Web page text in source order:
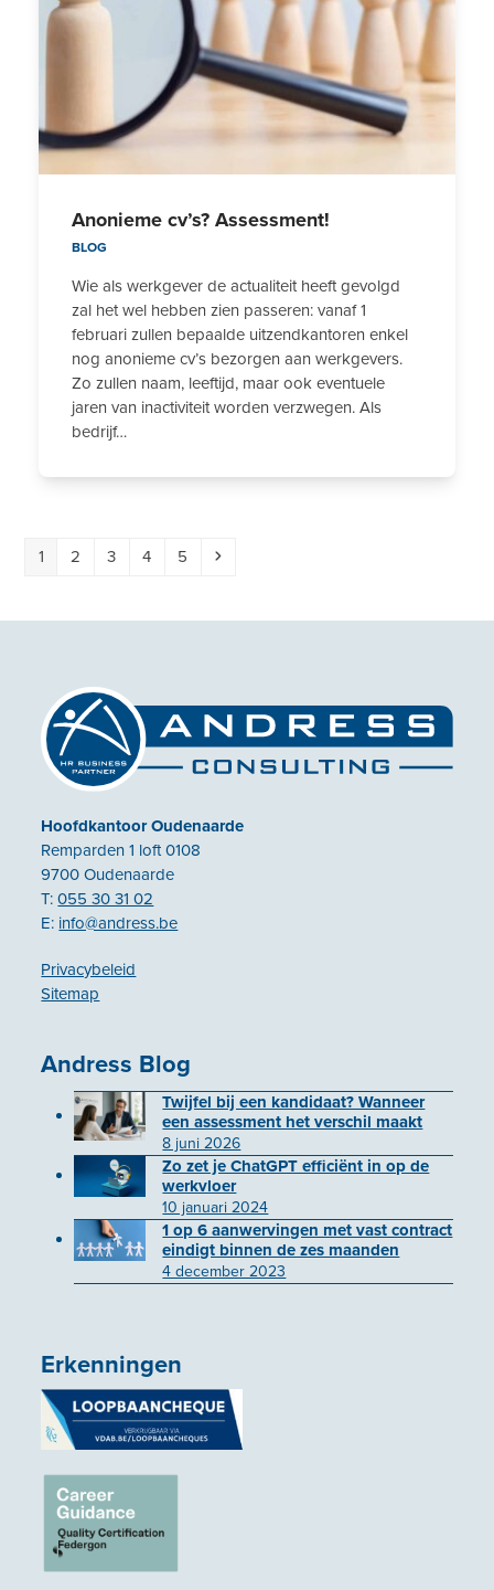
Anonieme cv’s? Assessment!
BLOG
Wie als werkgever de actualiteit heeft gevolgd
zal het wel hebben zien passeren: vanaf 1
februari zullen bepaalde uitzendkantoren enkel
nog anonieme cv’s bezorgen aan werkgevers.
Zo zullen naam, leeftijd, maar ook eventuele
jaren van inactiviteit worden verzwegen. Als
bedrijf…
Page
1 Page
2 Page
3 Page
4 Page
5 Next
Hoofdkantoor Oudenaarde
Remparden 1 loft 0108
9700 Oudenaarde
T:055 30 31 02
E: info@andress.be
Privacybeleid
Sitemap
Andress Blog
Twijfel bij een kandidaat? Wanneer
een assessment het verschil maakt
8 juni 2026
Zo zet je ChatGPT efficiënt in op de
werkvloer
10 januari 2024
1 op 6 aanwervingen met vast contract
eindigt binnen de zes maanden
4 december 2023
Erkenningen